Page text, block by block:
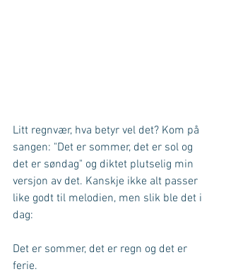
Litt regnvær, hva betyr vel det? Kom på
sangen: "Det er sommer, det er sol og
det er søndag" og diktet plutselig min
versjon av det. Kanskje ikke alt passer
like godt til melodien, men slik ble det i
dag:
Det er sommer, det er regn og det er
ferie.